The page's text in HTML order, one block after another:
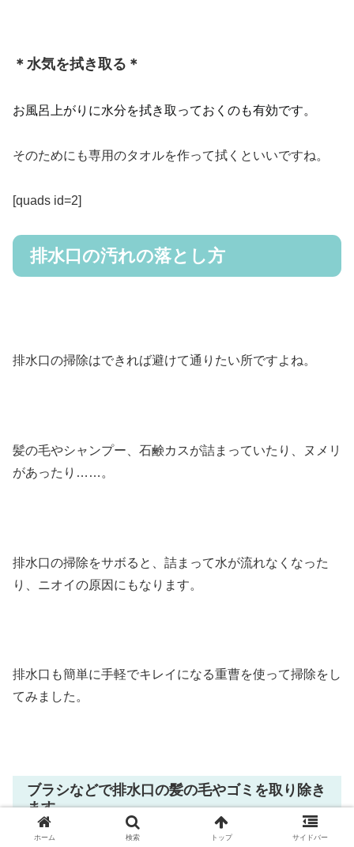
＊水気を拭き取る＊
お風呂上がりに水分を拭き取っておくのも有効です。
そのためにも専用のタオルを作って拭くといいですね。
[quads id=2]
排水口の汚れの落とし方
排水口の掃除はできれば避けて通りたい所ですよね。
髪の毛やシャンプー、石鹸カスが詰まっていたり、ヌメリ
があったり……。
排水口の掃除をサボると、詰まって水が流れなくなった
り、ニオイの原因にもなります。
排水口も簡単に手軽でキレイになる重曹を使って掃除をし
てみました。
ブラシなどで排水口の髪の毛やゴミを取り除き
ます。
ホーム 検索 トップ サイドバー